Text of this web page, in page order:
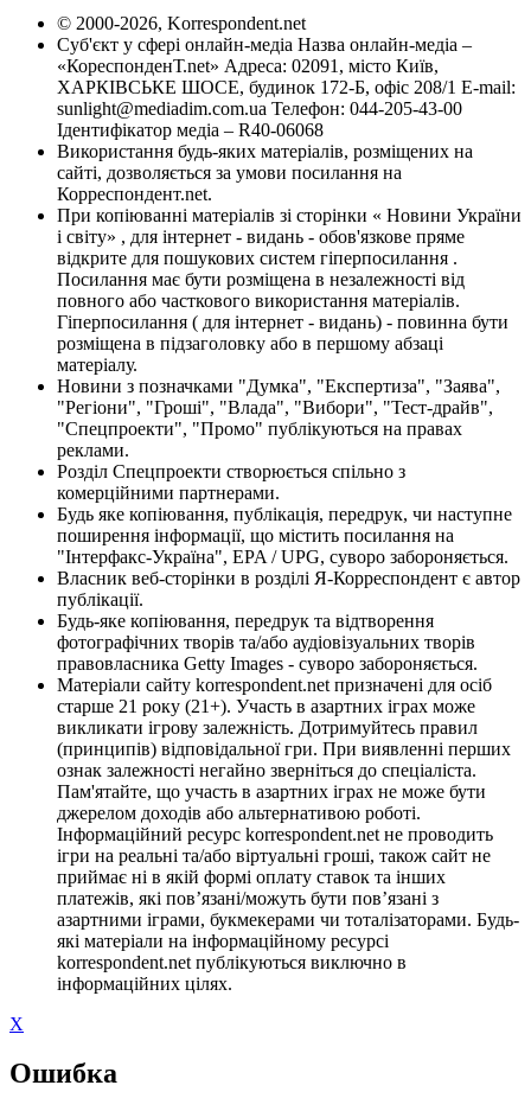
© 2000-2026, Korrespondent.net
Суб'єкт у сфері онлайн-медіа Назва онлайн-медіа –
«КореспонденТ.net» Адреса: 02091, місто Київ,
ХАРКІВСЬКЕ ШОСЕ, будинок 172-Б, офіс 208/1 E-mail:
sunlight@mediadim.com.ua Телефон: 044-205-43-00
Ідентифікатор медіа – R40-06068
Використання будь-яких матеріалів, розміщених на
сайті, дозволяється за умови посилання на
Корреспондент.net.
При копіюванні матеріалів зі сторінки « Новини України
і світу» , для інтернет - видань - обов'язкове пряме
відкрите для пошукових систем гіперпосилання .
Посилання має бути розміщена в незалежності від
повного або часткового використання матеріалів.
Гіперпосилання ( для інтернет - видань) - повинна бути
розміщена в підзаголовку або в першому абзаці
матеріалу.
Новини з позначками "Думка", "Експертиза", "Заява",
"Регіони", "Гроші", "Влада", "Вибори", "Тест-драйв",
"Спецпроекти", "Промо" публікуються на правах
реклами.
Розділ Спецпроекти створюється спільно з
комерційними партнерами.
Будь яке копіювання, публікація, передрук, чи наступне
поширення інформації, що містить посилання на
"Інтерфакс-Україна", EPA / UPG, суворо забороняється.
Власник веб-сторінки в розділі Я-Корреспондент є автор
публікації.
Будь-яке копіювання, передрук та відтворення
фотографічних творів та/або аудіовізуальних творів
правовласника Getty Images - суворо забороняється.
Матеріали сайту korrespondent.net призначені для осіб
старше 21 року (21+). Участь в азартних іграх може
викликати ігрову залежність. Дотримуйтесь правил
(принципів) відповідальної гри. При виявленні перших
ознак залежності негайно зверніться до спеціаліста.
Пам'ятайте, що участь в азартних іграх не може бути
джерелом доходів або альтернативою роботі.
Інформаційний ресурс korrespondent.net не проводить
ігри на реальні та/або віртуальні гроші, також сайт не
приймає ні в якій формі оплату ставок та інших
платежів, які пов’язані/можуть бути пов’язані з
азартними іграми, букмекерами чи тоталізаторами. Будь-
які матеріали на інформаційному ресурсі
korrespondent.net публікуються виключно в
інформаційних цілях.
X
Ошибка